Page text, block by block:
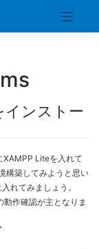
ンストー
XAMPP Liteを入れて
構築してみようと思い
れてみましょう。
作確認が主となりま